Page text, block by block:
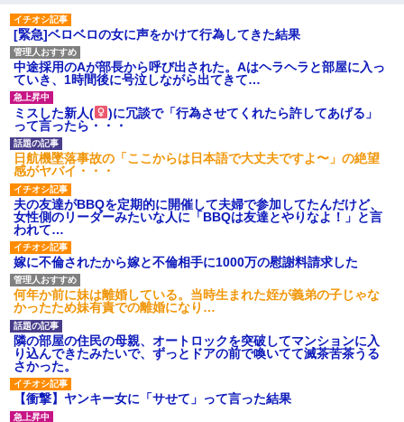
[緊急]ベロベロの女に声をかけて行為してきた結果
中途採用のAが部長から呼び出された。Aはヘラヘラと部屋に入っ
ていき、1時間後に号泣しながら出てきて…
ミスした新人(
)に冗談で「行為させてくれたら許してあげる」
って言ったら・・・
日航機墜落事故の「ここからは日本語で大丈夫ですよ〜」の絶望
感がヤバイ・・・
夫の友達がBBQを定期的に開催して夫婦で参加してたんだけど、
女性側のリーダーみたいな人に「BBQは友達とやりなよ！」と言
われて…
嫁に不倫されたから嫁と不倫相手に1000万の慰謝料請求した
何年か前に妹は離婚している。当時生まれた姪が義弟の子じゃな
かったため妹有責での離婚になり…
隣の部屋の住民の母親、オートロックを突破してマンションに入
り込んできたみたいで、ずっとドアの前で喚いてて滅茶苦茶うる
さかった。
【衝撃】ヤンキー女に「サせて」って言った結果